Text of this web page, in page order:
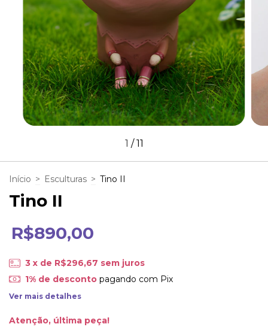
1 /11
Início > Esculturas > Tino II
Tino II
R$890,00
3 x de R$296,67 sem juros
1% de descontopagando com Pix
Ver mais detalhes
Atenção, última peça!